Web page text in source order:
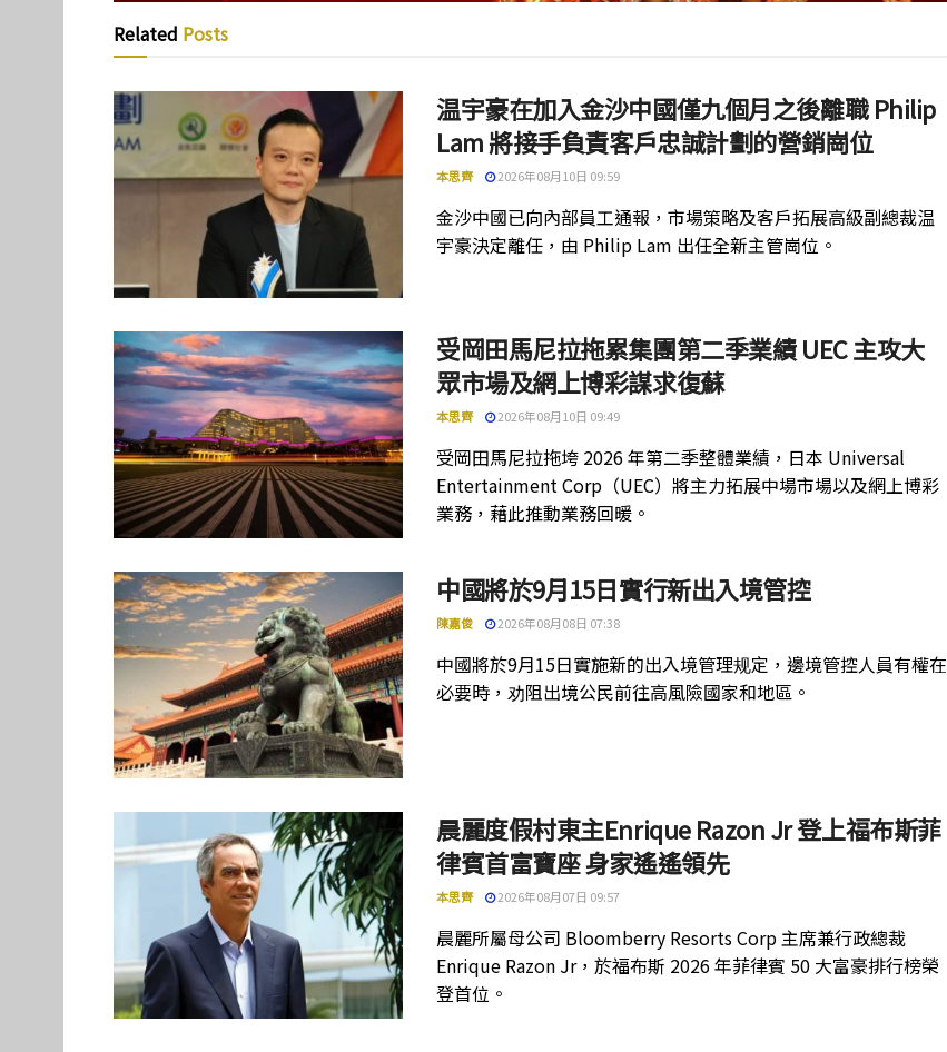
Related Posts
温宇豪在加入金沙中國僅九個月之後離職 Philip
Lam 將接手負責客戶忠誠計劃的營銷崗位
本思齊 2026年08月10日 09:59
金沙中國已向內部員工通報，市場策略及客戶拓展高級副總裁温
宇豪決定離任，由 Philip Lam 出任全新主管崗位。
受岡田馬尼拉拖累集團第二季業績 UEC 主攻大
眾市場及網上博彩謀求復蘇
本思齊 2026年08月10日 09:49
受岡田馬尼拉拖垮 2026 年第二季整體業績，日本 Universal
Entertainment Corp（UEC）將主力拓展中場市場以及網上博彩
業務，藉此推動業務回暖。
中國將於9月15日實行新出入境管控
陳嘉俊 2026年08月08日 07:38
中國將於9月15日實施新的出入境管理规定，邊境管控人員有權在
必要時，劝阻出境公民前往高風險國家和地區。
晨麗度假村東主Enrique Razon Jr 登上福布斯菲
律賓首富寶座 身家遙遙領先
本思齊 2026年08月07日 09:57
晨麗所屬母公司 Bloomberry Resorts Corp 主席兼行政總裁
Enrique Razon Jr，於福布斯 2026 年菲律賓 50 大富豪排行榜榮
登首位。